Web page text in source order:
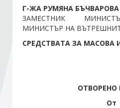
Членове
Стани член
Г-ЖА РУМЯНА БЪЧВАРОВА
ЗАМЕСТНИК
МИНИСТЪР НА
СРЕДСТВАТА ЗА МАСОВА
От